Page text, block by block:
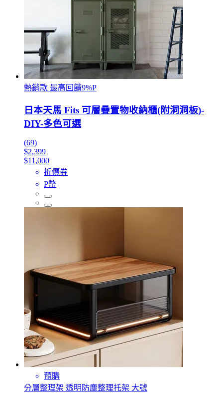
熱銷款 最高回饋9%P
日本天馬 Fits 可層疊置物收納櫃(附洞洞板)-
DIY-多色可選
(69)
$2,399
$11,000
折價券
P幣
預購
分層整理架 透明防塵整理托架 大號